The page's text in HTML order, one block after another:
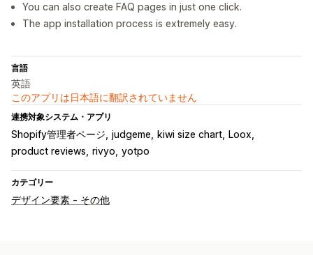
You can also create FAQ pages in just one click.
The app installation process is extremely easy.
言語
英語
このアプリは日本語に翻訳されていません
連携対象システム・アプリ
Shopify管理者ページ judgeme kiwi size chart
Loox
product reviews rivyo yotpo
カテゴリー
デザイン要素 - その他